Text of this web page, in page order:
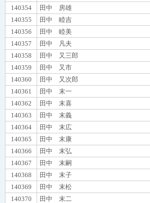
140354
田中 房雄
140355
田中 睦吉
140356
田中 睦美
140357
田中 凡夫
140358
田中 又三郎
140359
田中 又市
140360
田中 又次郎
140361
田中 末一
140362
田中 末喜
140363
田中 末義
140364
田中 末広
140365
田中 末康
140366
田中 末弘
140367
田中 末嗣
140368
田中 末子
140369
田中 末松
140370
田中 末二